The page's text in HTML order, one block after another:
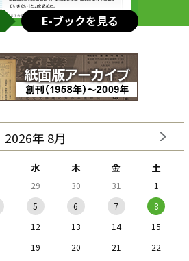
E-ブックを見る
2026年 8月
水 木 金 土
29 30 31
1
5 6 7
8
12 13 14
15
19 20 21
22